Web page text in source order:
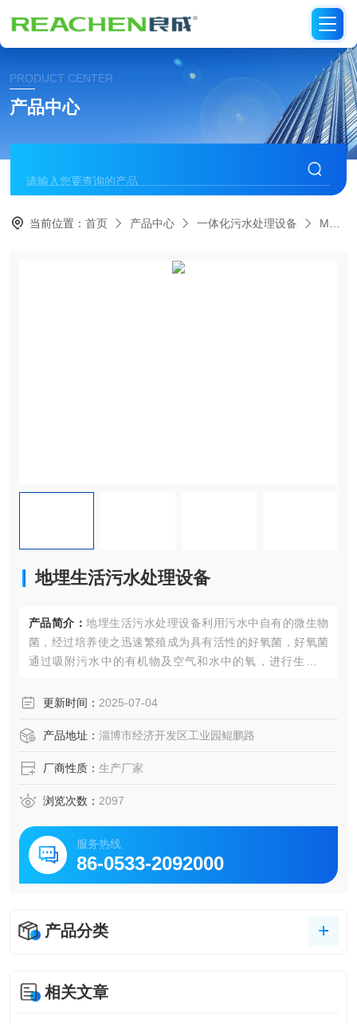
PRODUCT CENTER
产品中心
当前位置：首页 产品中心 一体化污水处理设备 MBR一体化污水处理设备
地埋生活污水处理设备
产品简介： 地埋生活污水处理设备利用污水中自有的微生物
菌，经过培养使之迅速繁殖成为具有活性的好氧菌，好氧菌
通过吸附污水中的有机物及空气和水中的氧，进行生物氧
生成新的具有活性的生物膜，继续进行降解污水中的污染
更新时间： 2025-07-04
产品地址： 淄博市经济开发区工业园鲲鹏路
厂商性质： 生产厂家
浏览次数： 2097
服务热线
86-0533-2092000
产品分类
相关文章